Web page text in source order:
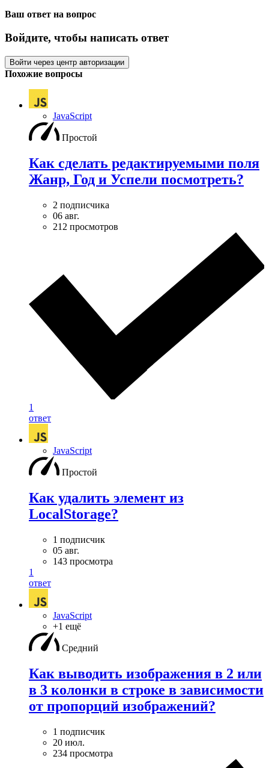
Ваш ответ на вопрос
Войдите, чтобы написать ответ
Войти через центр авторизации
Похожие вопросы
JavaScript
Простой
Как сделать редактируемыми поля
Жанр, Год и Успели посмотреть?
2 подписчика
06 авг.
212 просмотров
1
ответ
JavaScript
Простой
Как удалить элемент из
LocalStorage?
1 подписчик
05 авг.
143 просмотра
1
ответ
JavaScript
+1 ещё
Средний
Как выводить изображения в 2 или
в 3 колонки в строке в зависимости
от пропорций изображений?
1 подписчик
20 июл.
234 просмотра